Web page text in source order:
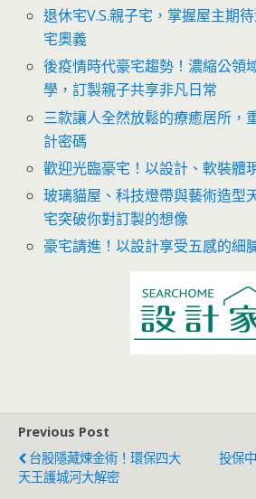
退休宅V.S.親子宅，掌握屋主期
宅奧義
後疫情時代豪宅趨勢！濃縮公領
學，訂製親子共享非凡日常
三款讓人全然放鬆的療癒居所，
計密碼
歡迎光臨豪宅！以設計、軟裝體
玻璃貓屋、科技燈帶與藝術造型
宅突破你對訂製的想像
豪宅請進！以設計享受五感的細
Previous Post
台股隱藏煉金術！環保四大
天王護城河大解密
投保